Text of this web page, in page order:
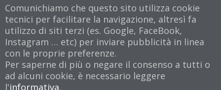
Comunichiamo che questo sito utilizza cookie
tecnici per facilitare la navigazione, altresì fa
utilizzo di siti terzi (es. Google, FaceBook,
Instagram … etc) per inviare pubblicità in linea
con le proprie preferenze.
Per saperne di più o negare il consenso a tutti o
ad alcuni cookie, è necessario leggere
l'informativa.